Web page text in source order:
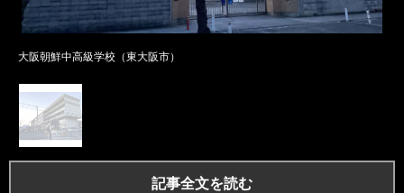
大阪朝鮮中高級学校（東大阪市）
記事全文を読む